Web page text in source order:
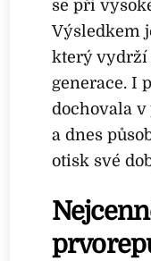
se při
Výsledkem
který vydrží
generace. I
dochovala
a dnes
otisk své